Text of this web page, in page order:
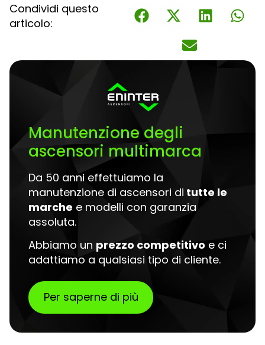
Condividi questo
articolo:
Manutenzione degli
ascensori multimarca
Da 50 anni effettuiamo la
manutenzione di ascensori di tutte le
marche e modelli con garanzia
assoluta.
Abbiamo un prezzo competitivo e ci
adattiamo a qualsiasi tipo di cliente.
Per saperne di più